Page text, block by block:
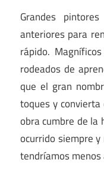
Grandes
anteriores para
rápido.
rodeados de
que el gran
toques y
obra cumbre de la
ocurrido siempre
tendríamos